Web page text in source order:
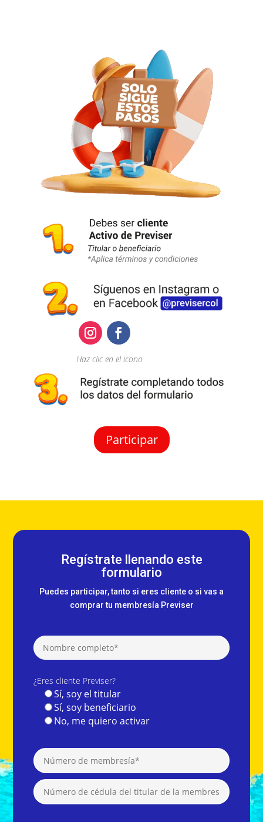
Haz clic en el icono
Participar
Regístrate llenando este
formulario
Puedes participar, tanto si eres cliente o si vas a
comprar tu membresía Previser
¿Eres cliente Previser?
Sí, soy el titular
Sí, soy beneficiario
No, me quiero activar